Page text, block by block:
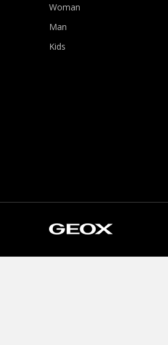
Woman
Man
Kids